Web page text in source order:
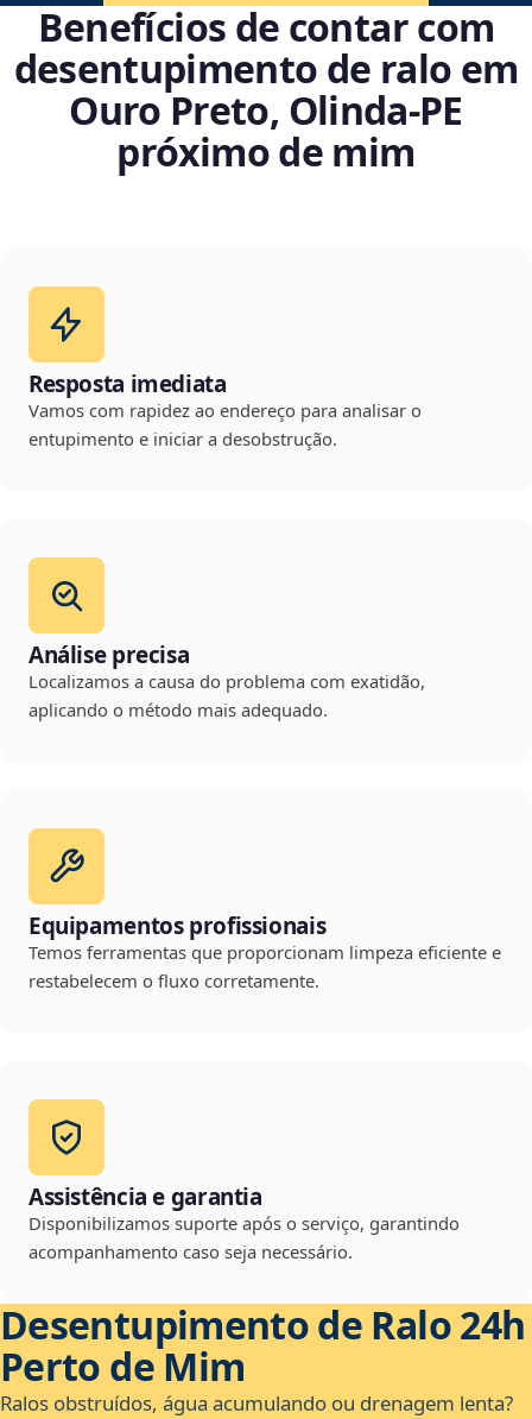
Benefícios de contar com
desentupimento de ralo em
Ouro Preto, Olinda‑PE
próximo de mim
Resposta imediata
Vamos com rapidez ao endereço para analisar o
entupimento e iniciar a desobstrução.
Análise precisa
Localizamos a causa do problema com exatidão,
aplicando o método mais adequado.
Equipamentos profissionais
Temos ferramentas que proporcionam limpeza eficiente e
restabelecem o fluxo corretamente.
Assistência e garantia
Disponibilizamos suporte após o serviço, garantindo
acompanhamento caso seja necessário.
Desentupimento de Ralo 24h
Perto de Mim
Ralos obstruídos, água acumulando ou drenagem lenta?